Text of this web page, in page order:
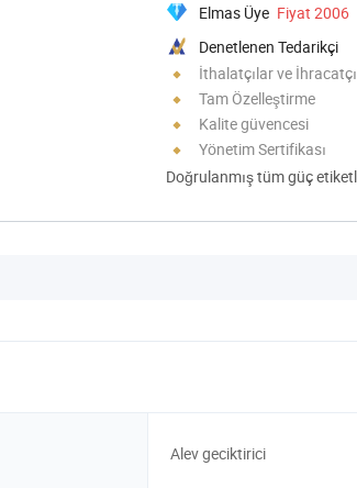
Elmas Üye Fiyat 2006
Denetlenen Tedarikçi
İthalatçılar ve
Tam Özelleştirme
Kalite güvencesi
Yönetim Sertifikası
Doğrulanmış tüm güç
Alev geciktirici